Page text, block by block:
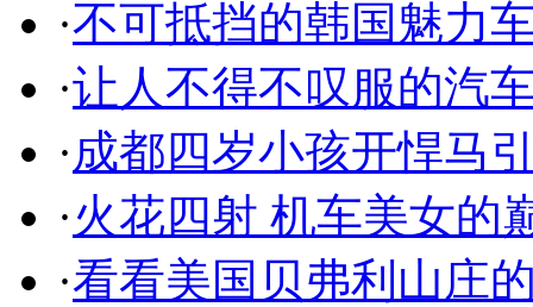
·不可抵挡的韩国魅力
·让人不得不叹服的汽
·成都四岁小孩开悍马
·火花四射 机车美女的
·看看美国贝弗利山庄